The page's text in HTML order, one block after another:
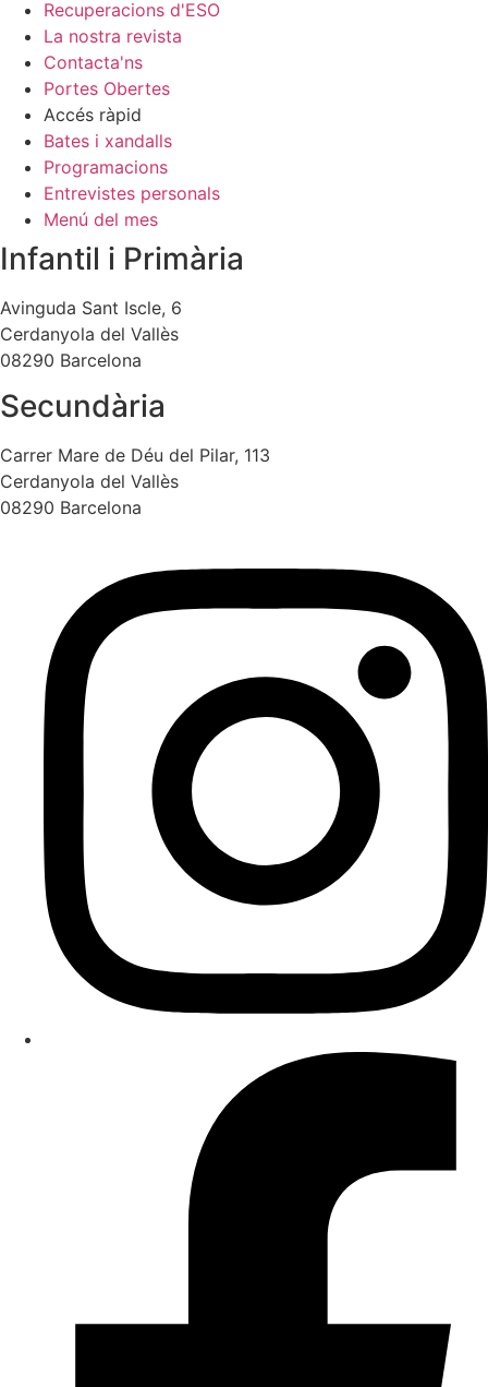
Recuperacions d'ESO
La nostra revista
Contacta'ns
Portes Obertes
Accés ràpid
Bates i xandalls
Programacions
Entrevistes personals
Menú del mes
Infantil i Primària
Avinguda Sant Iscle, 6
Cerdanyola del Vallès
08290 Barcelona
Secundària
Carrer Mare de Déu del Pilar, 113
Cerdanyola del Vallès
08290 Barcelona